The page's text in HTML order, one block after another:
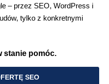
– przez SEO, WordPress i
tylko z konkretnymi
stanie pomóc.
SEO